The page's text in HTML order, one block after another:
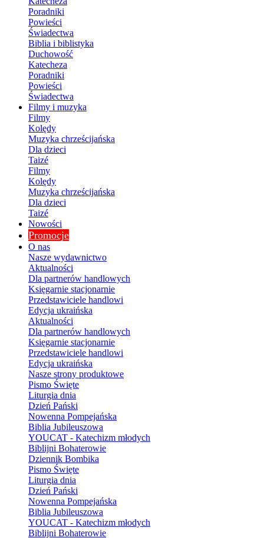
Poradniki
Powieści
Świadectwa
Biblia i biblistyka
Duchowość
Katecheza
Poradniki
Powieści
Świadectwa
Filmy i muzyka
Filmy
Kolędy
Muzyka chrześcijańska
Dla dzieci
Taizé
Filmy
Kolędy
Muzyka chrześcijańska
Dla dzieci
Taizé
Nowości
Promocje
O nas
Nasze wydawnictwo
Aktualności
Dla partnerów handlowych
Księgarnie stacjonarnie
Przedstawiciele handlowi
Edycja ukraińska
Aktualności
Dla partnerów handlowych
Księgarnie stacjonarnie
Przedstawiciele handlowi
Edycja ukraińska
Nasze strony produktowe
Pismo Święte
Liturgia dnia
Dzień Pański
Nowenna Pompejańska
Biblia Jubileuszowa
YOUCAT - Katechizm młodych
Biblijni Bohaterowie
Dziennik Bombika
Pismo Święte
Liturgia dnia
Dzień Pański
Nowenna Pompejańska
Biblia Jubileuszowa
YOUCAT - Katechizm młodych
Biblijni Bohaterowie